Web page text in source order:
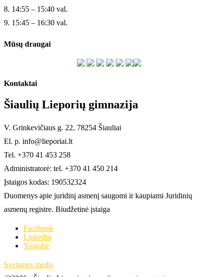
8. 14:55 – 15:40 val.
9. 15:45 – 16:30 val.
Mūsų draugai
Kontaktai
Šiaulių Lieporių gimnazija
V. Grinkevičiaus g. 22, 78254 Šiauliai
El. p. info@lieporiai.lt
Tel. +370 41 453 258
Administratorė: tel. +370 41 450 214
Įstaigos kodas: 190532324
Duomenys apie juridinį asmenį saugomi ir kaupiami Juridinių
asmenų registre. Biudžetinė įstaiga
Facebook
Linkedin
Youtube
Svetainės medis